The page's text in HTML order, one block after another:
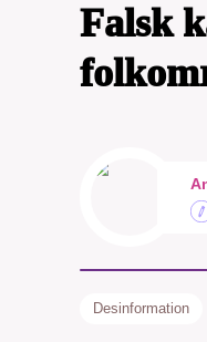
Falsk
Desinformation